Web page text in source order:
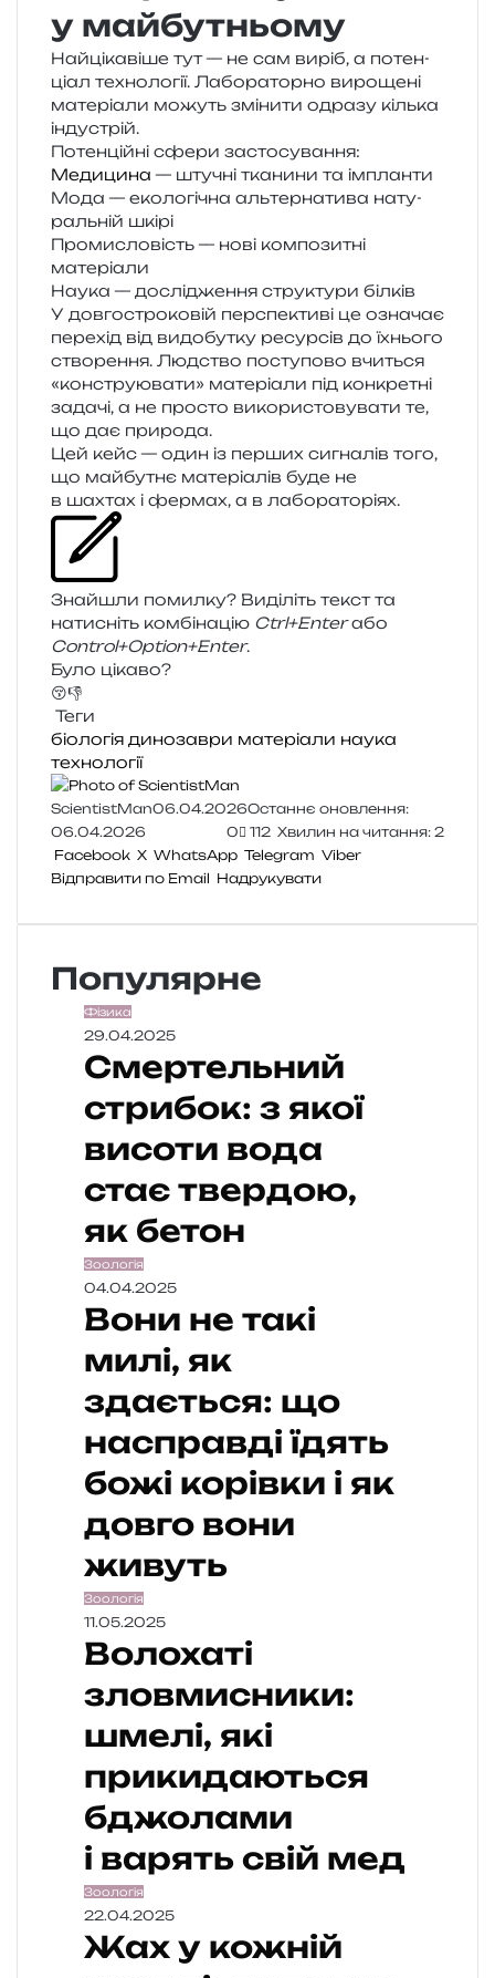
у майбутньому
Найцікавіше тут — не сам виріб, а потен­
ці­ал техно­ло­гії. Лабораторно виро­ще­ні
мате­рі­а­ли можуть змі­ни­ти одра­зу кіль­ка
індустрій.
Потенційні сфери застосування:
Медицина — шту­чні тка­ни­ни та імпланти
Мода — еко­ло­гі­чна аль­тер­на­ти­ва нату­
раль­ній шкірі
Промисловість — нові ком­по­зи­тні
матеріали
Наука — дослі­дже­н­ня стру­кту­ри білків
У дов­го­стро­ко­вій пер­спе­кти­ві це озна­чає
пере­хід від видо­бу­тку ресур­сів до їхньо­го
ство­ре­н­ня. Людство посту­по­во вчи­ться
«кон­стру­ю­ва­ти» мате­рі­а­ли під кон­кре­тні
зада­чі, а не про­сто вико­ри­сто­ву­ва­ти те,
що дає природа.
Цей кейс — один із пер­ших сигна­лів того,
що май­бу­тнє мате­рі­а­лів буде не
в шахтах і фер­мах, а в лабораторіях.
Знайшли помил­ку? Виділіть текст та
нати­сніть ком­бі­на­цію Ctrl+Enterабо
Control+Option+Enter.
Було цікаво?
😚👎
Теги
біологія динозаври матеріали наука
технології
ScientistMan06.04.2026Останнє оновлення:
06.04.2026
0 112 Хвилин на читання: 2
Facebook X WhatsApp Telegram Viber
Відправити по Email Надрукувати
Популярне
Фізика
29.04.2025
Смертельний
стрибок: з якої
висоти вода
стає твердою,
як бетон
Зоологія
04.04.2025
Вони не такі
милі, як
здається: що
насправді їдять
божі корівки і як
довго вони
живуть
Зоологія
11.05.2025
Волохаті
зловмисники:
шмелі, які
прикидаються
бджолами
і варять свій мед
Зоологія
22.04.2025
Жах у кожній